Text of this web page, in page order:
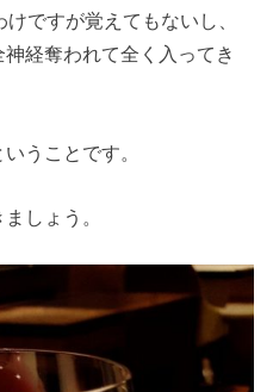
ですが覚えてもないし、
経奪われて全く入ってき
うことです。
しょう。